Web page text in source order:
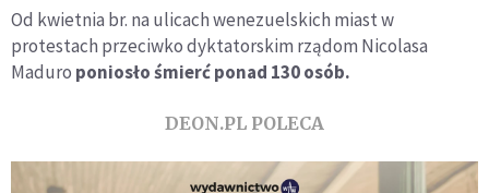
Od kwietnia br. na ulicach wenezuelskich miast w
protestach przeciwko dyktatorskim rządom Nicolasa
Maduro poniosło śmierć ponad 130 osób.
DEON.PL POLECA